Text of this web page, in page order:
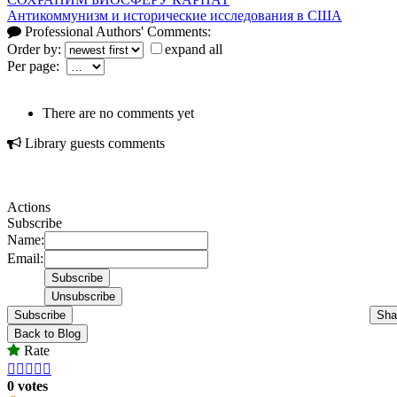
Антикоммунизм и исторические исследования в США
Professional Authors' Comments:
Order by:
expand all
Per page:
There are no comments yet
Library guests comments
Actions
Subscribe
Name:
Email:
Subscribe
Back to Blog
Rate
    
0 votes